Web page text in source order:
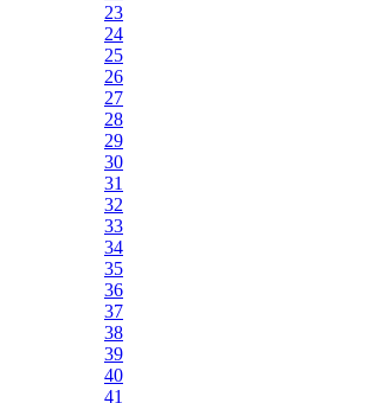
23
24
25
26
27
28
29
30
31
32
33
34
35
36
37
38
39
40
41